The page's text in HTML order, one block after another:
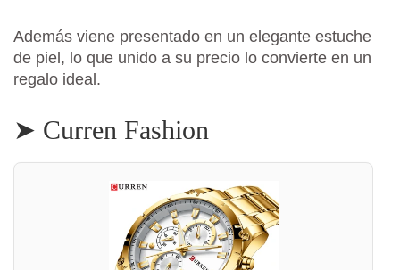
Además viene presentado en un elegante estuche
de piel, lo que unido a su precio lo convierte en un
regalo ideal.
➤ Curren Fashion